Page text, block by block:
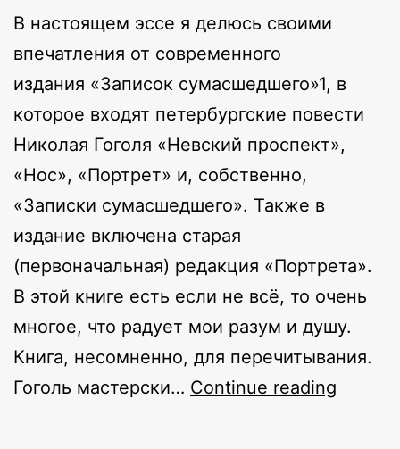
В настоящем эссе я делюсь своими
впечатления от современного
издания «Записок сумасшедшего»1, в
которое входят петербургские повести
Николая Гоголя «Невский проспект»,
«Нос», «Портрет» и, собственно,
«Записки сумасшедшего». Также в
издание включена старая
(первоначальная) редакция «Портрета».
В этой книге есть если не всё, то очень
многое, что радует мои разум и душу.
Книга, несомненно, для перечитывания.
Гоголь мастерски… Continue reading